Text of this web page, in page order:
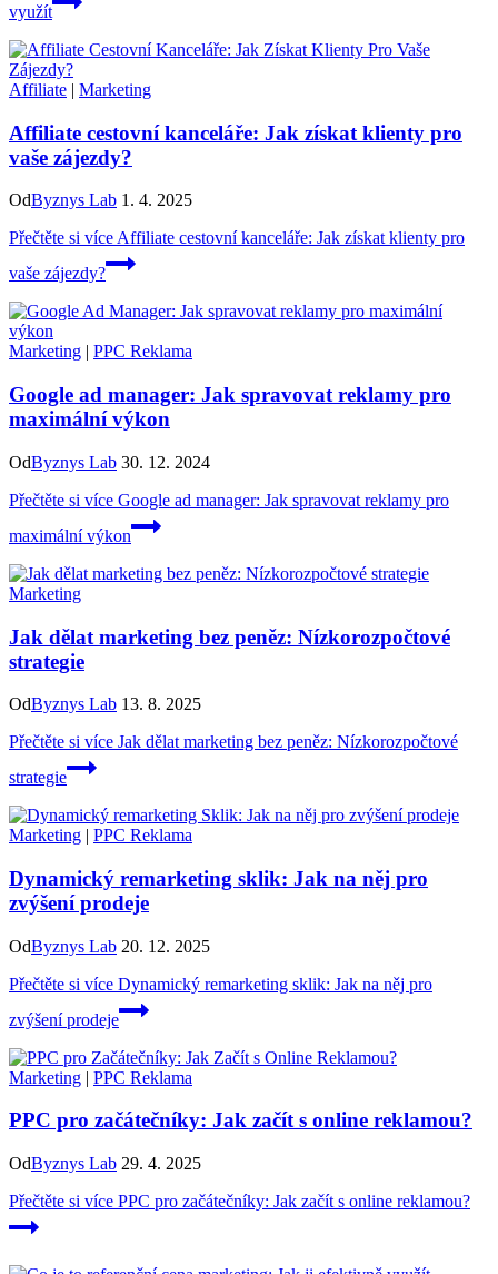
využít
Affiliate | Marketing
Affiliate cestovní kanceláře: Jak získat klienty pro
vaše zájezdy?
OdByznys Lab 1. 4. 2025
Přečtěte si více Affiliate cestovní kanceláře: Jak získat klienty pro
vaše zájezdy?
Marketing | PPC Reklama
Google ad manager: Jak spravovat reklamy pro
maximální výkon
OdByznys Lab 30. 12. 2024
Přečtěte si více Google ad manager: Jak spravovat reklamy pro
maximální výkon
Marketing
Jak dělat marketing bez peněz: Nízkorozpočtové
strategie
OdByznys Lab 13. 8. 2025
Přečtěte si více Jak dělat marketing bez peněz: Nízkorozpočtové
strategie
Marketing | PPC Reklama
Dynamický remarketing sklik: Jak na něj pro
zvýšení prodeje
OdByznys Lab 20. 12. 2025
Přečtěte si více Dynamický remarketing sklik: Jak na něj pro
zvýšení prodeje
Marketing | PPC Reklama
PPC pro začátečníky: Jak začít s online reklamou?
OdByznys Lab 29. 4. 2025
Přečtěte si více PPC pro začátečníky: Jak začít s online reklamou?